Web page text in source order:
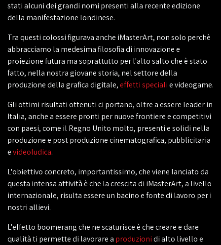
stati alcuni dei grandi nomi presenti alla recente edizione
della manifestazione londinese.
Tra questi colossi figurava anche iMasterArt, non solo perchè
abbracciamo la medesima filosofia di innovazione e
proiezione futura ma soprattutto per l'alto salto che è stato
fatto, nella nostra giovane storia, nel settore della
produzione della grafica digitale,effetti specialie videogame.
Gli ottimi risultati ottenuti ci portano, oltre a essere leader in
Italia, anche a essere pronti per nuove frontiere e competitivi
con paesi, come il Regno Unito molto, presenti e solidi nella
produzione e post produzione cinematografica, pubblicitaria
evideoludica.
L'obiettivo concreto, importantissimo, che viene lanciato da
questa intensa attività è che la crescita di iMasterArt, a livello
internazionale, risulta essere un bacino e fonte di lavoro per i
nostri allievi.
L'effetto boomerang che ne scaturisce è che creare e dare
qualità ti permette di lavorare a produzionidi alto livello e